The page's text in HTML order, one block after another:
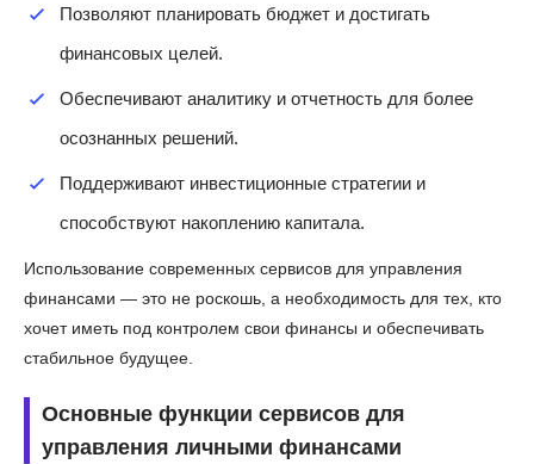
Позволяют планировать бюджет и достигать
финансовых целей.
Обеспечивают аналитику и отчетность для более
осознанных решений.
Поддерживают инвестиционные стратегии и
способствуют накоплению капитала.
Использование современных сервисов для управления
финансами — это не роскошь, а необходимость для тех, кто
хочет иметь под контролем свои финансы и обеспечивать
стабильное будущее.
Основные функции сервисов для
управления личными финансами